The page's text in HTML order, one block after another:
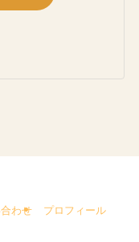
わせ プロフィール